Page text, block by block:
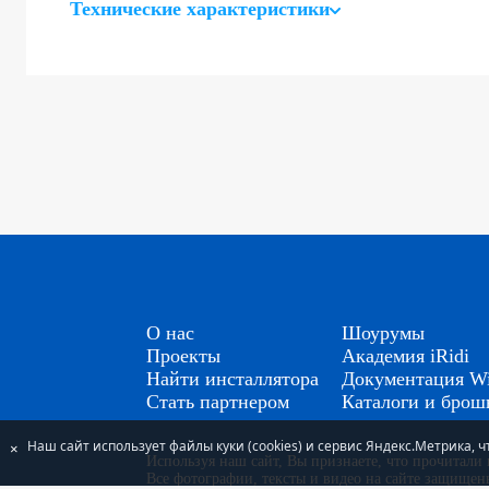
Технические характеристики
О нас
Проекты
Найти инсталлятора
Стать партнером
Шоурумы
Академия iRidi
Документация
Каталоги и
Используя наш сайт, Вы признаете, что
Все фотографии, тексты и видео на сайте
× Наш сайт использует файлы куки (cookies) и сервис Яндекс.Метрика,